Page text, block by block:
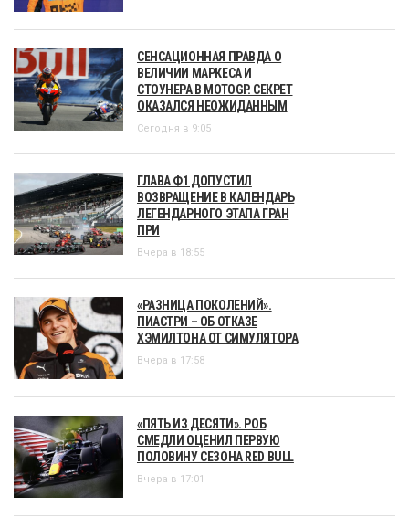
СЕНСАЦИОННАЯ ПРАВДА О
ВЕЛИЧИИ МАРКЕСА И
СТОУНЕРА В MOTOGP. СЕКРЕТ
ОКАЗАЛСЯ НЕОЖИДАННЫМ
Сегодня в 9:05
ГЛАВА Ф1 ДОПУСТИЛ
ВОЗВРАЩЕНИЕ В КАЛЕНДАРЬ
ЛЕГЕНДАРНОГО ЭТАПА ГРАН
ПРИ
Вчера в 18:55
«РАЗНИЦА ПОКОЛЕНИЙ».
ПИАСТРИ – ОБ ОТКАЗЕ
ХЭМИЛТОНА ОТ СИМУЛЯТОРА
Вчера в 17:58
«ПЯТЬ ИЗ ДЕСЯТИ». РОБ
СМЕДЛИ ОЦЕНИЛ ПЕРВУЮ
ПОЛОВИНУ СЕЗОНА RED BULL
Вчера в 17:01